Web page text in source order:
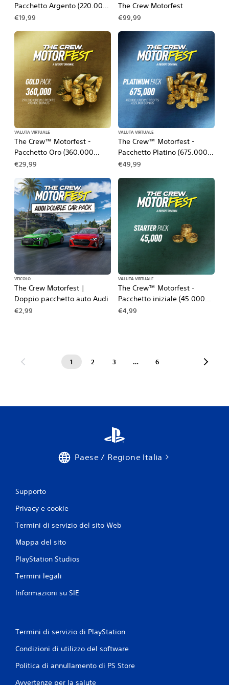
Pacchetto Argento (220.000
Crew Credits)
€19,99
The Crew Motorfest
€99,99
The Crew™ Motorfest -
Pacchetto Oro (360.000
Crew Credits)
VALUTA VIRTUALE
€29,99
The Crew™ Motorfest -
Pacchetto Platino (675.000
Crew Credits)
VALUTA VIRTUALE
€49,99
The Crew Motorfest |
Doppio pacchetto auto Audi
VEICOLO
€2,99
The Crew™ Motorfest -
Pacchetto iniziale (45.000
Crew Credits)
VALUTA VIRTUALE
€4,99
1 2 3 … 6
Paese / Regione Italia
Supporto
Privacy e cookie
Termini di servizio del sito Web
Mappa del sito
PlayStation Studios
Termini legali
Informazioni su SIE
Termini di servizio di PlayStation
Condizioni di utilizzo del software
Politica di annullamento di PS Store
Avvertenze per la salute